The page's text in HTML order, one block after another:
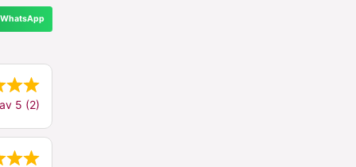
WhatsApp
5 (2)